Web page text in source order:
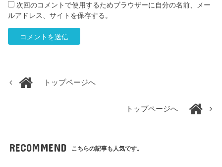
次回のコメントで使用するためブラウザーに自分の名前、メー
ルアドレス、サイトを保存する。
トップページへ
トップページへ
RECOMMEND こちらの記事も人気です。